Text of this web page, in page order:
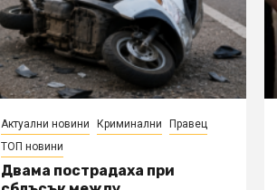
Актуални новини Криминални
Правец
ТОП новини
Двама пострадаха при